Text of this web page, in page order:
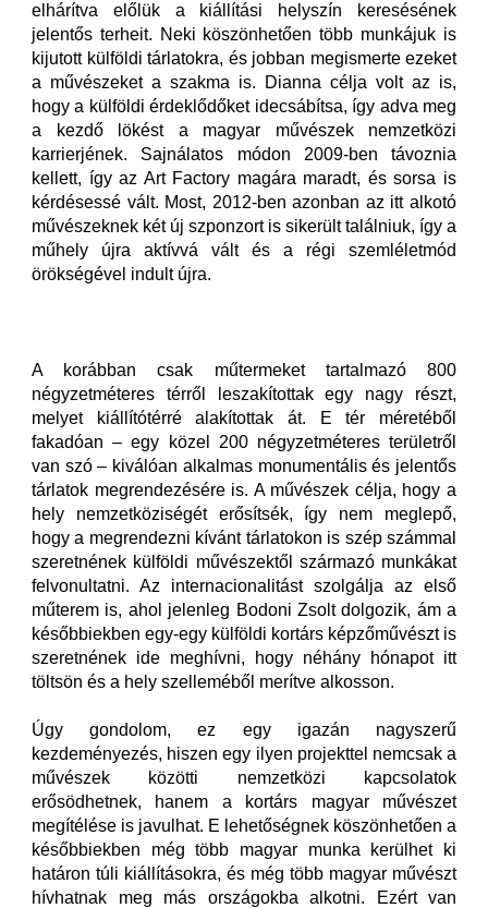
elhárítva előlük a kiállítási helyszín keresésének
jelentős terheit. Neki köszönhetően több munkájuk is
kijutott külföldi tárlatokra, és jobban megismerte ezeket
a művészeket a szakma is. Dianna célja volt az is,
hogy a külföldi érdeklődőket idecsábítsa, így adva meg
a kezdő lökést a magyar művészek nemzetközi
karrierjének. Sajnálatos módon 2009-ben távoznia
kellett, így az Art Factory magára maradt, és sorsa is
kérdésessé vált. Most, 2012-ben azonban az itt alkotó
művészeknek két új szponzort is sikerült találniuk, így a
műhely újra aktívvá vált és a régi szemléletmód
örökségével indult újra.
A korábban csak műtermeket tartalmazó 800
négyzetméteres térről leszakítottak egy nagy részt,
melyet kiállítótérré alakítottak át. E tér méretéből
fakadóan – egy közel 200 négyzetméteres területről
van szó – kiválóan alkalmas monumentális és jelentős
tárlatok megrendezésére is. A művészek célja, hogy a
hely nemzetköziségét erősítsék, így nem meglepő,
hogy a megrendezni kívánt tárlatokon is szép számmal
szeretnének külföldi művészektől származó munkákat
felvonultatni. Az internacionalitást szolgálja az első
műterem is, ahol jelenleg Bodoni Zsolt dolgozik, ám a
későbbiekben egy-egy külföldi kortárs képzőművészt is
szeretnének ide meghívni, hogy néhány hónapot itt
töltsön és a hely szelleméből merítve alkosson.
Úgy gondolom, ez egy igazán nagyszerű
kezdeményezés, hiszen egy ilyen projekttel nemcsak a
művészek közötti nemzetközi kapcsolatok
erősödhetnek, hanem a kortárs magyar művészet
megítélése is javulhat. E lehetőségnek köszönhetően a
későbbiekben még több magyar munka kerülhet ki
határon túli kiállításokra, és még több magyar művészt
hívhatnak meg más országokba alkotni. Ezért van